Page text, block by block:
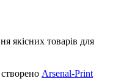
якісних товарів для
Arsenal-Print